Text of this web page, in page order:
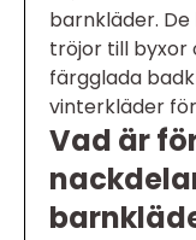
barnkläder.
tröjor till byxor
färgglada
vinterkläder
Vad är